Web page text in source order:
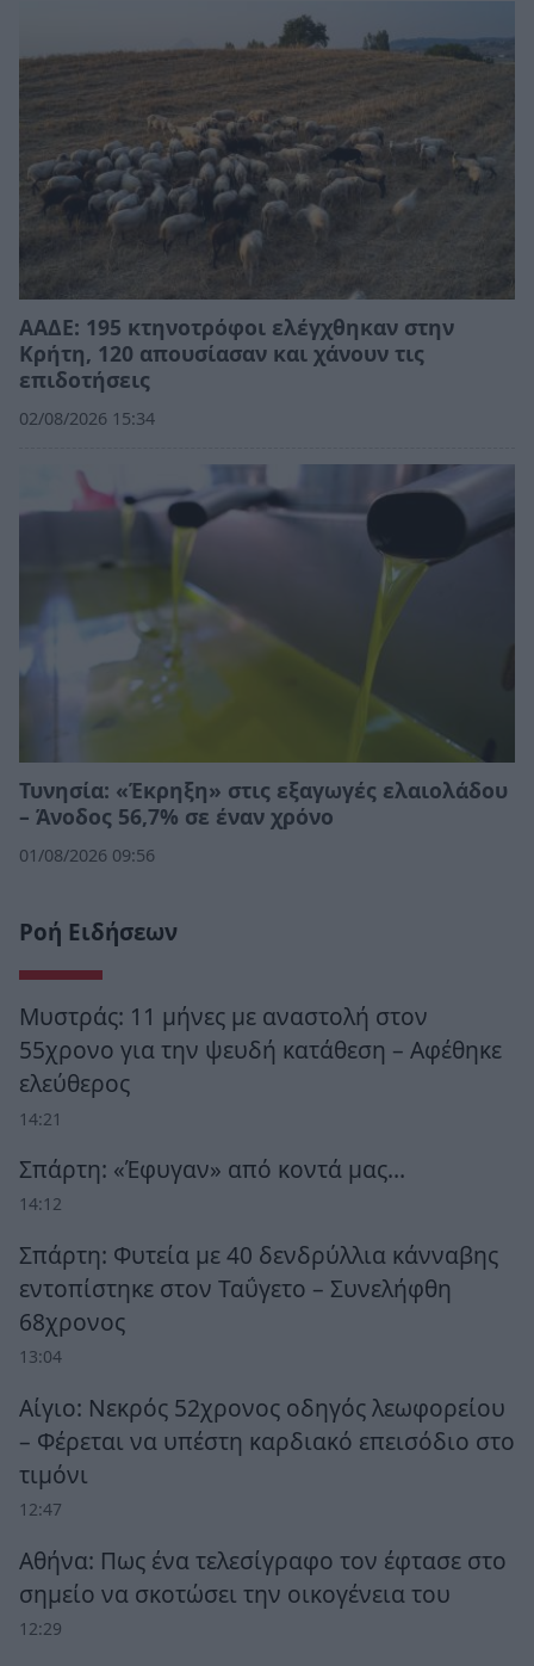
ΑΑΔΕ: 195 κτηνοτρόφοι ελέγχθηκαν στην
Κρήτη, 120 απουσίασαν και χάνουν τις
επιδοτήσεις
02/08/2026 15:34
Τυνησία: «Έκρηξη» στις εξαγωγές ελαιολάδου
– Άνοδος 56,7% σε έναν χρόνο
01/08/2026 09:56
Ροή Ειδήσεων
Μυστράς: 11 μήνες με αναστολή στον
55χρονο για την ψευδή κατάθεση – Αφέθηκε
ελεύθερος
14:21
Σπάρτη: «Έφυγαν» από κοντά μας…
14:12
Σπάρτη: Φυτεία με 40 δενδρύλλια κάνναβης
εντοπίστηκε στον Ταΰγετο – Συνελήφθη
68χρονος
13:04
Αίγιο: Νεκρός 52χρονος οδηγός λεωφορείου
– Φέρεται να υπέστη καρδιακό επεισόδιο στο
τιμόνι
12:47
Αθήνα: Πως ένα τελεσίγραφο τον έφτασε στο
σημείο να σκοτώσει την οικογένεια του
12:29